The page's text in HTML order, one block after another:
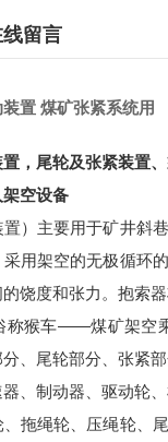
留言
置 煤矿张紧系统用
，尾轮及张紧装置
空设备
）主要用于矿井斜
用架空的无极循环
饶度和张力。抱索
称猴车——煤矿架空
、尾轮部分、张紧部
、制动器、驱动轮
拖绳轮、压绳轮、